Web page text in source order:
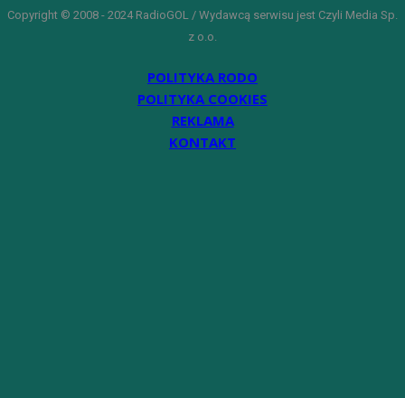
Copyright © 2008 - 2024 RadioGOL / Wydawcą serwisu jest Czyli Media Sp.
z o.o.
POLITYKA RODO
POLITYKA COOKIES
REKLAMA
KONTAKT